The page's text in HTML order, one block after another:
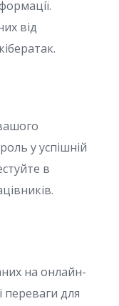
від
у успішній
в
на онлайн-
переваги для